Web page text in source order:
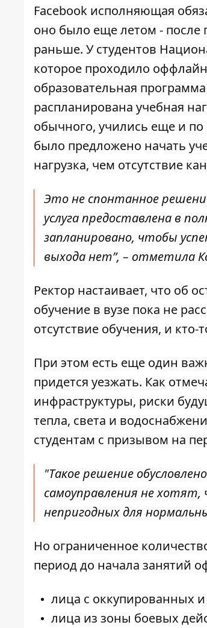
Facebook исполняющая
оно было еще летом - после
раньше. У студентов
которое проходило
образовательная
распланирована учебная
обычного, учились еще и
было предложено начать
нагрузка, чем отсутствие
Это не спонтанное
услуга предоставлена ​​в
запланировано, чтобы
выхода нет”, – отметила
Ректор настаивает, что об
обучение в вузе пока не
отсутствие обучения, и
При этом есть еще один
придется уезжать. Как
инфраструктуры, риски
тепла, света и
студентам с призывом на
"Такое решение
самоуправления не
непригодных для
Но ограниченное
период до начала занятий
лица с оккупированных
лица из зоны боевых